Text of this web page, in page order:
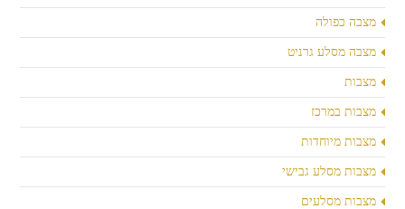
מצבה כפולה
מצבה מסלע גרניט
מצבות
מצבות במרכז
מצבות מיוחדות
מצבות מסלע גבישי
מצבות מסלעים